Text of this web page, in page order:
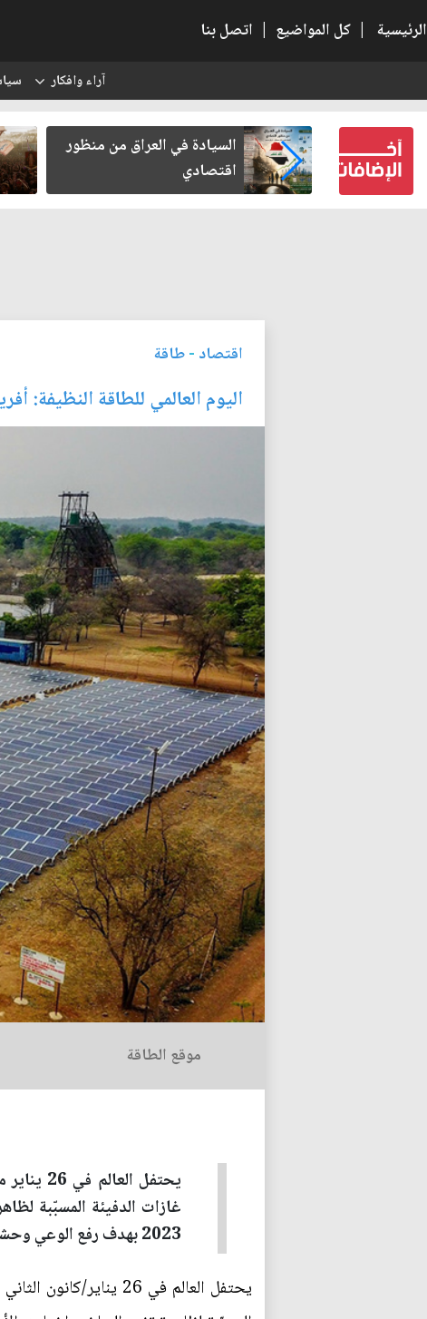
الرئيسية | كل المواضيع | اتصل بنا
آراء وافكار
بعد أخذ
السيادة في العراق من منظور
اقتصادي
اقتصاد -طاقة
اليوم العالمي للطاقة النظيفة:
موقع الطاقة
يحتفل
غازات الدفيئة المسبّبة
2023 بهدف رفع الوعي وحشد الجهود من أجل التحول العادل والشامل إلى الطاقة النظيفة...
يحتفل العالم في 26